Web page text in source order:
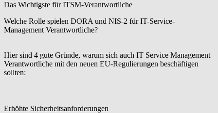
Das Wichtigste für ITSM-Verantwortliche
Welche Rolle spielen DORA und NIS-2 für IT-Service-
Management Verantwortliche?
Hier sind 4 gute Gründe, warum sich auch IT Service Management
Verantwortliche mit den neuen EU-Regulierungen beschäftigen
sollten:
Erhöhte Sicherheitsanforderungen